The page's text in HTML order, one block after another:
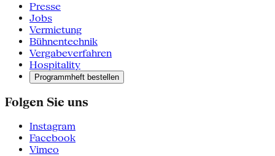
Presse
Jobs
Vermietung
Bühnentechnik
Vergabeverfahren
Hospitality
Programmheft bestellen
Folgen Sie uns
Instagram
Facebook
Vimeo